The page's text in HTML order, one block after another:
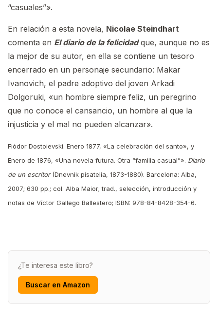
“casuales”».
En relación a esta novela, Nicolae Steindhart
comenta en El diario de la felicidad que, aunque no es
la mejor de su autor, en ella se contiene un tesoro
encerrado en un personaje secundario: Makar
Ivanovich, el padre adoptivo del joven Arkadi
Dolgoruki, «un hombre siempre feliz, un peregrino
que no conoce el cansancio, un hombre al que la
injusticia y el mal no pueden alcanzar».
Fiódor Dostoievski. Enero 1877, «La celebración del santo», y
Enero de 1876, «Una novela futura. Otra “familia casual”». Diario
de un escritor(Dnevnik pisatelia, 1873-1880). Barcelona: Alba,
2007; 630 pp.; col. Alba Maior; trad., selección, introducción y
notas de Víctor Gallego Ballestero; ISBN: 978-84-8428-354-6.
¿Te interesa este libro?
Buscar en Amazon